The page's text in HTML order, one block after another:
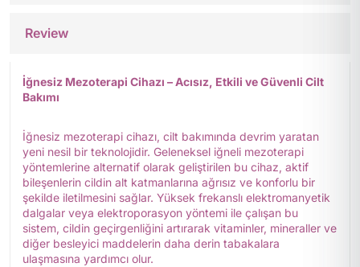
Review
İğnesiz Mezoterapi Cihazı – Acısız, Etkili ve Güvenli Cilt
Bakımı
İğnesiz mezoterapi cihazı, cilt bakımında devrim yaratan
yeni nesil bir teknolojidir. Geleneksel iğneli mezoterapi
yöntemlerine alternatif olarak geliştirilen bu cihaz, aktif
bileşenlerin cildin alt katmanlarına ağrısız ve konforlu bir
şekilde iletilmesini sağlar. Yüksek frekanslı elektromanyetik
dalgalar veya elektroporasyon yöntemi ile çalışan bu
sistem, cildin geçirgenliğini artırarak vitaminler, mineraller ve
diğer besleyici maddelerin daha derin tabakalara
ulaşmasına yardımcı olur.